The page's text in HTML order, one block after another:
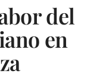
del
en